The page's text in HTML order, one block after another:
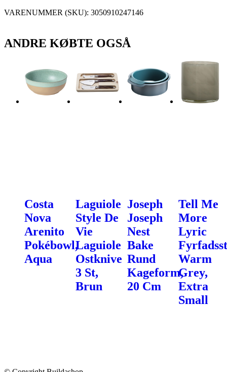
VARENUMMER (SKU): 3050910247146
ANDRE KØBTE OGSÅ
Costa
Nova
Arenito
Pokébowl,
Aqua
Laguiole
Style De
Vie
Laguiole
Ostknive
3 St,
Brun
Joseph
Joseph
Nest
Bake
Rund
Kageform,
20 Cm
Tell Me
More
Lyric
Warm
Grey,
Extra
Small